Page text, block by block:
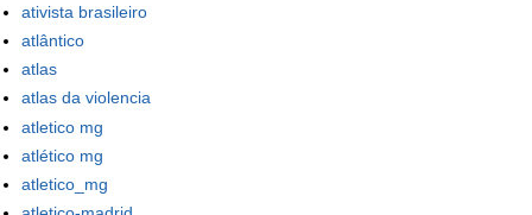
ativista brasileiro
atlântico
atlas
atlas da violencia
atletico mg
atlético mg
atletico_mg